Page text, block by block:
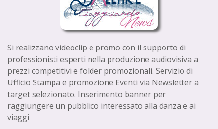
Si realizzano videoclip e promo con il supporto di
professionisti esperti nella produzione audiovisiva a
prezzi competitivi e folder promozionali. Servizio di
Ufficio Stampa e promozione Eventi via Newsletter a
target selezionato. Inserimento banner per
raggiungere un pubblico interessato alla danza e ai
viaggi